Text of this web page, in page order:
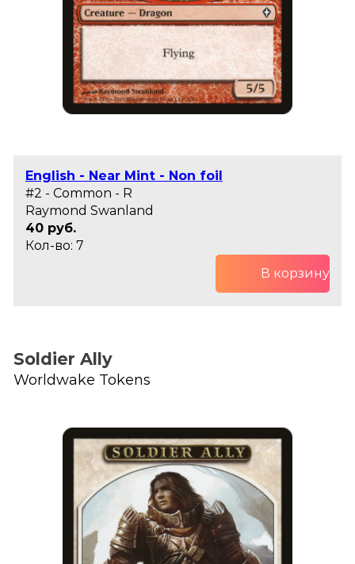
English - Near Mint - Non foil
#2 - Common - R
Raymond Swanland
40 руб.
Кол-во: 7
В корзину
Soldier Ally
Worldwake Tokens